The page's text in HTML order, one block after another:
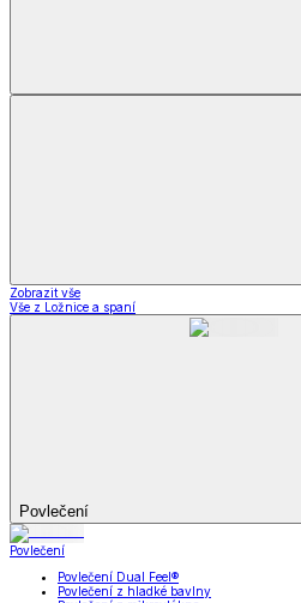
Zobrazit vše
Vše z Ložnice a spaní
Povlečení
Povlečení
Povlečení Dual Feel®
Povlečení z hladké bavlny